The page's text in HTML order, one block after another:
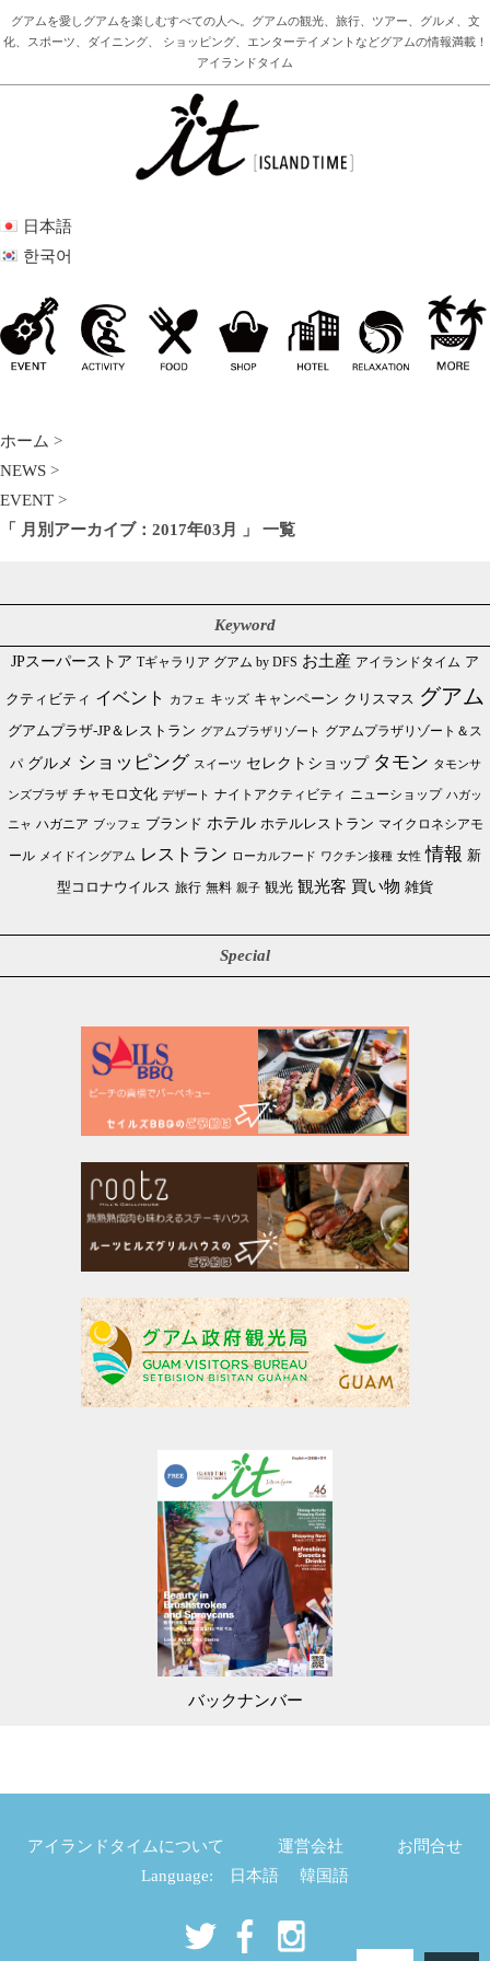
グアムを愛しグアムを楽しむすべての人へ。グアムの観光、旅行、ツアー、グルメ、文
化、スポーツ、ダイニング、 ショッピング、エンターテイメントなどグアムの情報満載！
アイランドタイム
日本語
한국어
ホーム >
NEWS >
EVENT >
「 月別アーカイブ：2017年03月 」 一覧
Keyword
JPスーパーストア Tギャラリア グアム by DFS お土産 アイランドタイム ア
クティビティ イベント カフェ キッズ キャンペーン クリスマス グアム
グアムプラザ-JP＆レストラン グアムプラザリゾート グアムプラザリゾート＆ス
パ グルメ ショッピング スイーツ セレクトショップ タモン タモンサ
ンズプラザ チャモロ文化 デザート ナイトアクティビティ ニューショップ ハガッ
ニャ ハガニア ブッフェ ブランド ホテル ホテルレストラン マイクロネシアモ
ール メイドイングアム レストラン ローカルフード ワクチン接種 女性 情報 新
型コロナウイルス 旅行 無料 親子 観光 観光客 買い物 雑貨
Special
バックナンバー
アイランドタイムについて 運営会社
お問合せ
Language:
日本語 韓国語